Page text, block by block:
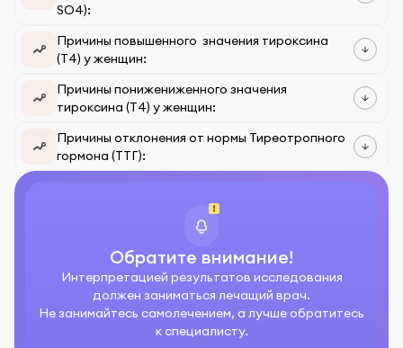
SO4):
Причины повышенного значения тироксина
(Т4) у женщин:
Причины понижениженного значения
тироксина (Т4) у женщин:
Причины отклонения от нормы Тиреотропного
гормона (ТТГ):
Обратите внимание!
Интерпретацией результатов исследования
должен заниматься лечащий врач.
Не занимайтесь самолечением, а лучше обратитесь
к специалисту.